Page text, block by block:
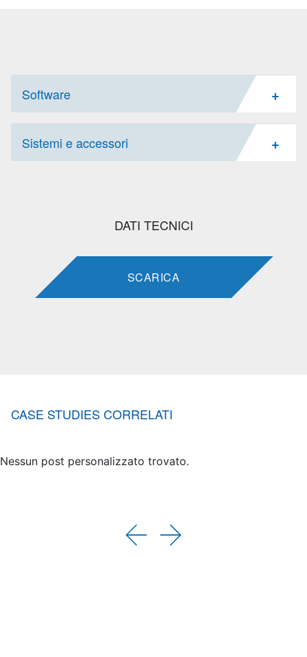
Software +
Sistemi e accessori +
DATI TECNICI
SCARICA
CASE STUDIES CORRELATI
Nessun post personalizzato trovato.